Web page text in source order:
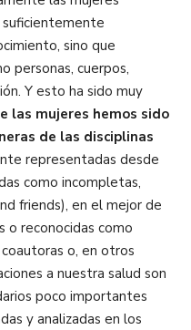
suficientemente
sino que
personas, cuerpos,
Y esto ha sido muy
las mujeres hemos sido
de las disciplinas
representadas desde
como incompletas,
friends), en el mejor de
o reconocidas como
o, en otros
a nuestra salud son
poco importantes
y analizadas en los